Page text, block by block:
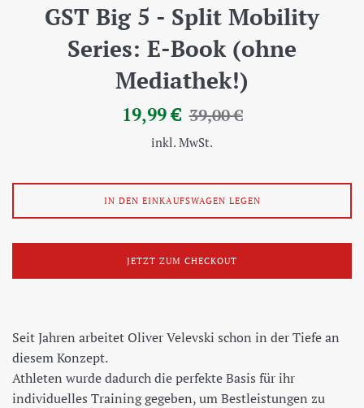
GST Big 5 - Split Mobility
Series: E-Book (ohne
Mediathek!)
Sonderpreis
19,99 € Normaler
Preis
39,00 €
inkl. MwSt.
IN DEN EINKAUFSWAGEN LEGEN
JETZT ZUM CHECKOUT
Seit Jahren arbeitet Oliver Velevski schon in der Tiefe an
diesem Konzept.
Athleten wurde dadurch die perfekte Basis für ihr
individuelles Training gegeben, um Bestleistungen zu